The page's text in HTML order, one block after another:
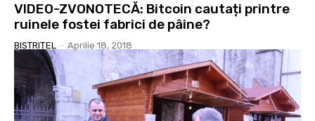
VIDEO-ZVONOTECĂ: Bitcoin cautați printre
ruinele fostei fabrici de pâine?
BISTRIȚEL - Aprilie 18, 2018